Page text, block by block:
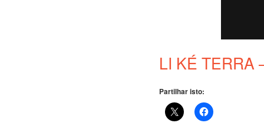
LI KÉ TERRA
Partilhar isto: